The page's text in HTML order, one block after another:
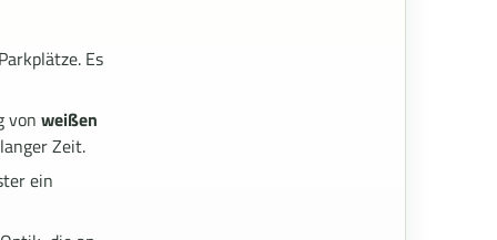
Es
von weißen
Zeit.
ein